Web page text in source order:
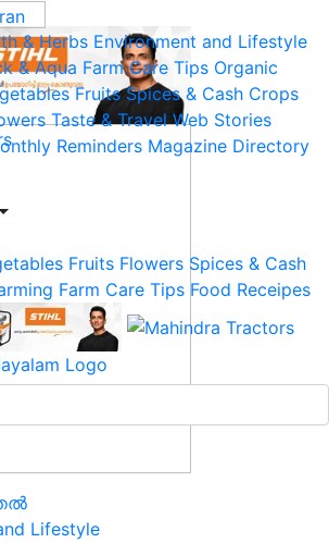
& Herbs Environment and Lifestyle
& Aqua Farm Care Tips Organic
Fruits Spices & Cash Crops
Taste & Travel Web Stories
Reminders Magazine Directory
Fruits Flowers Spices & Cash
Farm Care Tips Food Receipes
Lifestyle